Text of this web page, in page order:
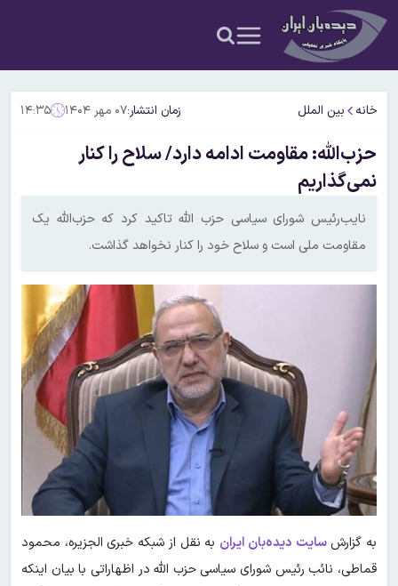
خانه بین الملل زمان انتشار:۰۷ مهر ۱۴۰۴ ۱۴:۳۵
حزب‌الله: مقاومت ادامه دارد/ سلاح را کنار
نمی‌گذاریم
نایب‌رئیس شورای سیاسی حزب الله تاکید کرد که حزب‌الله یک
مقاومت ملی است و سلاح خود را کنار نخواهد گذاشت.
به گزارشسایت دیده‌بان ایران به نقل از شبکه خبری الجزیره، محمود
قماطی، نائب رئیس شورای سیاسی حزب الله در اظهاراتی با بیان اینکه